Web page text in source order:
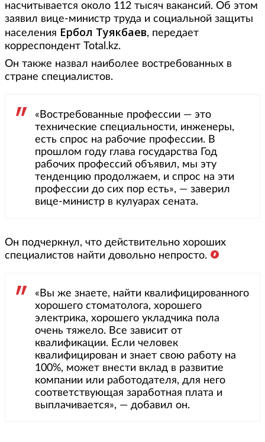
насчитывается около 112 тысяч вакансий. Об этом
заявил вице-министр труда и социальной защиты
населения Ербол Туякбаев, передает
корреспондент Total.kz.
Он также назвал наиболее востребованных в
стране специалистов.
«Востребованные профессии — это
технические специальности, инженеры,
есть спрос на рабочие профессии. В
прошлом году глава государства Год
рабочих профессий объявил, мы эту
тенденцию продолжаем, и спрос на эти
профессии до сих пор есть», — заверил
вице-министр в кулуарах сената.
Он подчеркнул, что действительно хороших
специалистов найти довольно непросто.
«Вы же знаете, найти квалифицированного
хорошего стоматолога, хорошего
электрика, хорошего укладчика пола
очень тяжело. Все зависит от
квалификации. Если человек
квалифицирован и знает свою работу на
100%, может внести вклад в развитие
компании или работодателя, для него
соответствующая заработная плата и
выплачивается», — добавил он.